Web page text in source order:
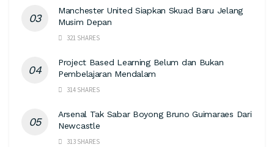
Manchester United Siapkan Skuad Baru Jelang
Musim Depan
321 SHARES
Project Based Learning Belum dan Bukan
Pembelajaran Mendalam
314 SHARES
Arsenal Tak Sabar Boyong Bruno Guimaraes Dari
Newcastle
313 SHARES